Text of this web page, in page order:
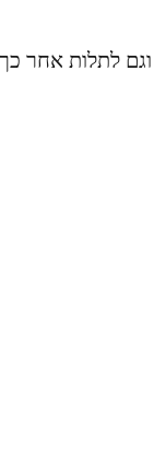
לתלות אחר כך